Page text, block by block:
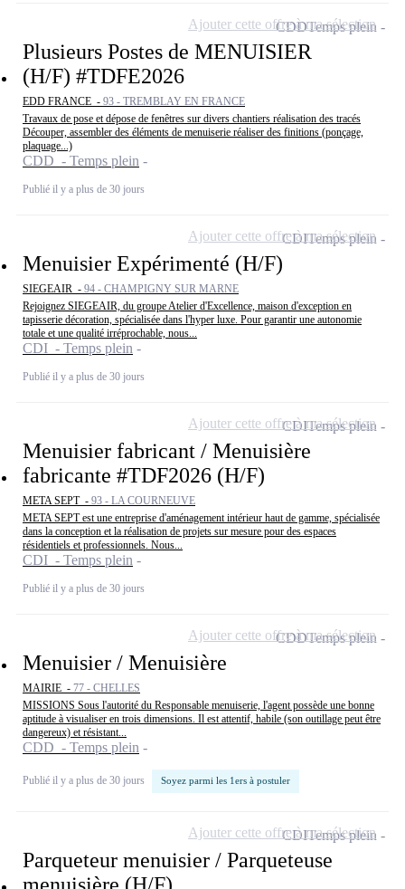
Plusieurs Postes de MENUISIER
(H/F) #TDFE2026
EDD FRANCE - 93 - TREMBLAY EN FRANCE
Travaux de pose et dépose de fenêtres sur divers chantiers réalisation des tracés
Découper, assembler des éléments de menuiserie réaliser des finitions (ponçage,
plaquage...)
CDD - Temps plein
Publié il y a plus de 30 jours
CDDTemps plein
Ajouter cette offre à ma sélection
Menuisier Expérimenté (H/F)
SIEGEAIR - 94 - CHAMPIGNY SUR MARNE
Rejoignez SIEGEAIR, du groupe Atelier d'Excellence, maison d'exception en
tapisserie décoration, spécialisée dans l'hyper luxe. Pour garantir une autonomie
totale et une qualité irréprochable, nous...
CDI - Temps plein
Publié il y a plus de 30 jours
CDITemps plein
Ajouter cette offre à ma sélection
Menuisier fabricant / Menuisière
fabricante #TDF2026 (H/F)
META SEPT - 93 - LA COURNEUVE
META SEPT est une entreprise d'aménagement intérieur haut de gamme, spécialisée
dans la conception et la réalisation de projets sur mesure pour des espaces
résidentiels et professionnels. Nous...
CDI - Temps plein
Publié il y a plus de 30 jours
CDITemps plein
Ajouter cette offre à ma sélection
Menuisier / Menuisière
MAIRIE - 77 - CHELLES
MISSIONS Sous l'autorité du Responsable menuiserie, l'agent possède une bonne
aptitude à visualiser en trois dimensions. Il est attentif, habile (son outillage peut être
dangereux) et résistant...
CDD - Temps plein
Publié il y a plus de 30 jours Soyez parmi les 1ers à postuler
CDDTemps plein
Ajouter cette offre à ma sélection
Parqueteur menuisier / Parqueteuse
menuisière (H/F)
CDITemps plein
Ajouter cette offre à ma sélection